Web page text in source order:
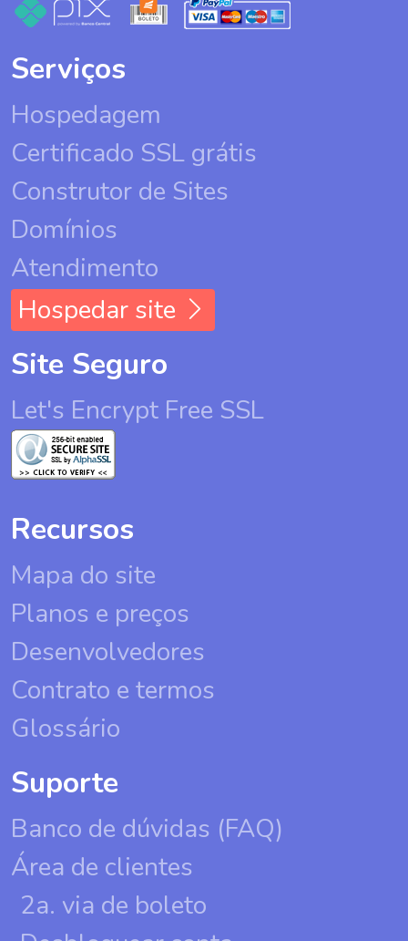
Serviços
Hospedagem
Certificado SSL grátis
Construtor de Sites
Domínios
Atendimento
Hospedar site
Site Seguro
Let's Encrypt Free SSL
Recursos
Mapa do site
Planos e preços
Desenvolvedores
Contrato e termos
Glossário
Suporte
Banco de dúvidas (FAQ)
Área de clientes
2a. via de boleto